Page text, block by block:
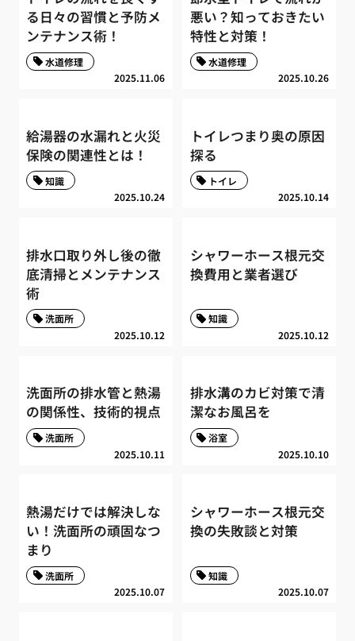
る日々の習慣と予防メ
ンテナンス術！
2025.11.06
水道修理
悪い？知っておきたい
特性と対策！
2025.10.26
水道修理
給湯器の水漏れと火災
保険の関連性とは！
2025.10.24
知識
トイレつまり奥の原因
探る
2025.10.14
トイレ
排水口取り外し後の徹
底清掃とメンテナンス
術
2025.10.12
洗面所
シャワーホース根元交
換費用と業者選び
2025.10.12
知識
洗面所の排水管と熱湯
の関係性、技術的視点
2025.10.11
洗面所
排水溝のカビ対策で清
潔なお風呂を
2025.10.10
浴室
熱湯だけでは解決しな
い！洗面所の頑固なつ
まり
2025.10.07
洗面所
シャワーホース根元交
換の失敗談と対策
2025.10.07
知識